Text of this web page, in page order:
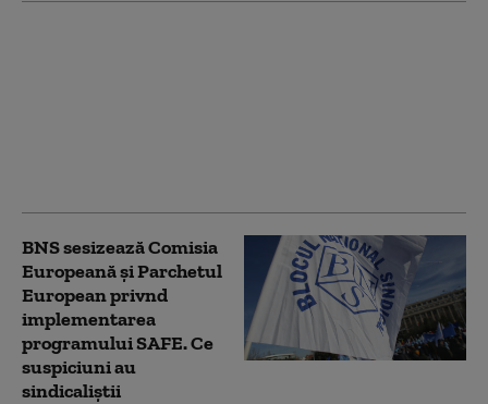
BNS sesizează Comisia
Europeană şi Parchetul
European privnd
implementarea
programului SAFE. Ce
suspiciuni au
sindicaliștii